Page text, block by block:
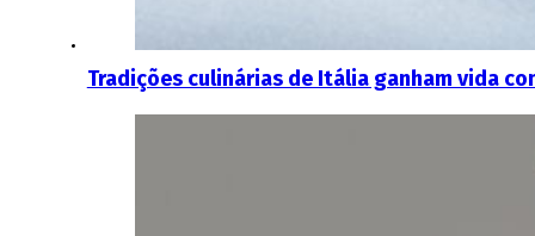
Tradições culinárias de Itália ganham vida